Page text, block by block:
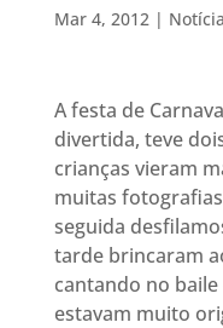
Mar 4, 2012|
A festa de
divertida, teve
crianças vieram
muitas
seguida
tarde brincaram
cantando no baile
estavam muito